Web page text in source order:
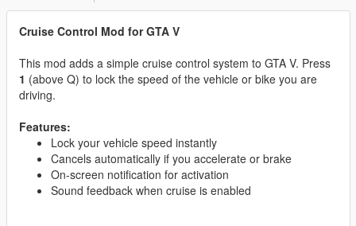
Cruise Control Mod for GTA V
This mod adds a simple cruise control system to GTA V. Press
1 (above Q) to lock the speed of the vehicle or bike you are
driving.
Features:
Lock your vehicle speed instantly
Cancels automatically if you accelerate or brake
On-screen notification for activation
Sound feedback when cruise is enabled